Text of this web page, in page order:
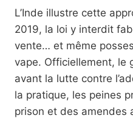
L’Inde illustre cette
2019, la loi y interdit
vente… et même
vape. Officiellement, le
avant la lutte contre
la pratique, les peines
prison et des amendes